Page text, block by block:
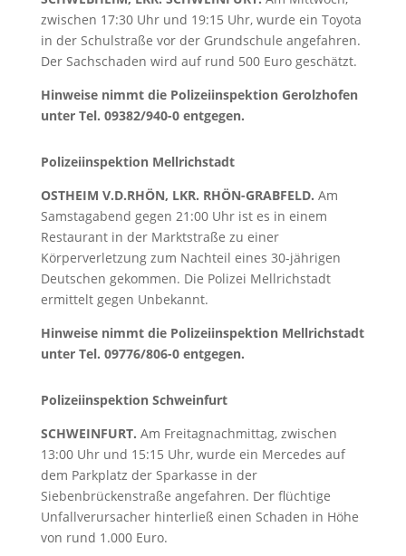
zwischen 17:30 Uhr und 19:15 Uhr, wurde ein Toyota
in der Schulstraße vor der Grundschule angefahren.
Der Sachschaden wird auf rund 500 Euro geschätzt.
Hinweise nimmt die Polizeiinspektion Gerolzhofen
unter Tel. 09382/940-0 entgegen.
Polizeiinspektion Mellrichstadt
OSTHEIM V.D.RHÖN, LKR. RHÖN-GRABFELD. Am
Samstagabend gegen 21:00 Uhr ist es in einem
Restaurant in der Marktstraße zu einer
Körperverletzung zum Nachteil eines 30-jährigen
Deutschen gekommen. Die Polizei Mellrichstadt
ermittelt gegen Unbekannt.
Hinweise nimmt die Polizeiinspektion Mellrichstadt
unter Tel. 09776/806-0 entgegen.
Polizeiinspektion Schweinfurt
SCHWEINFURT. Am Freitagnachmittag, zwischen
13:00 Uhr und 15:15 Uhr, wurde ein Mercedes auf
dem Parkplatz der Sparkasse in der
Siebenbrückenstraße angefahren. Der flüchtige
Unfallverursacher hinterließ einen Schaden in Höhe
von rund 1.000 Euro.